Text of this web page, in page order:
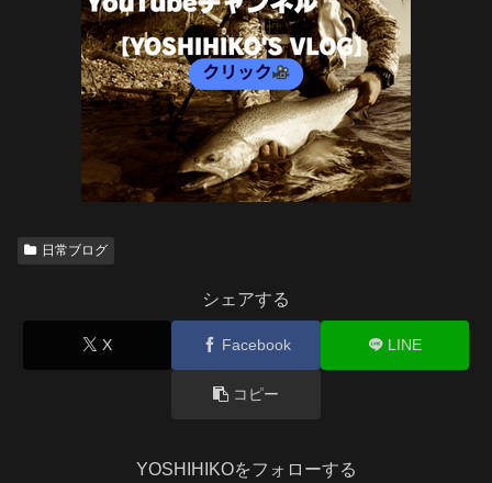
日常ブログ
シェアする
X Facebook LINE
コピー
YOSHIHIKOをフォローする